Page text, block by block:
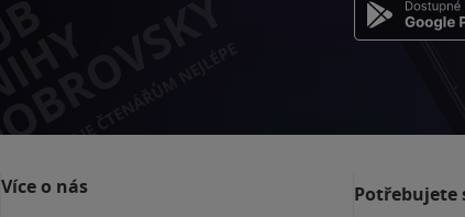
Více o nás Potřebujete